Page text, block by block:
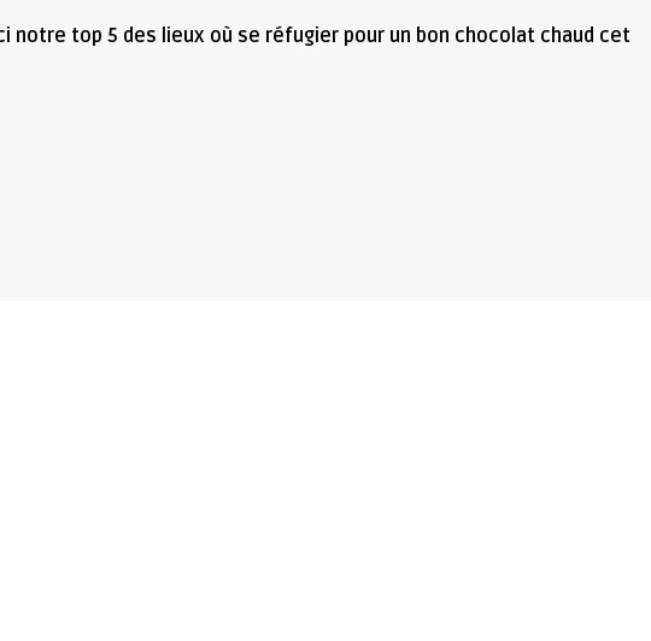
notre top 5 des lieux où se réfugier pour un bon chocolat chaud cet